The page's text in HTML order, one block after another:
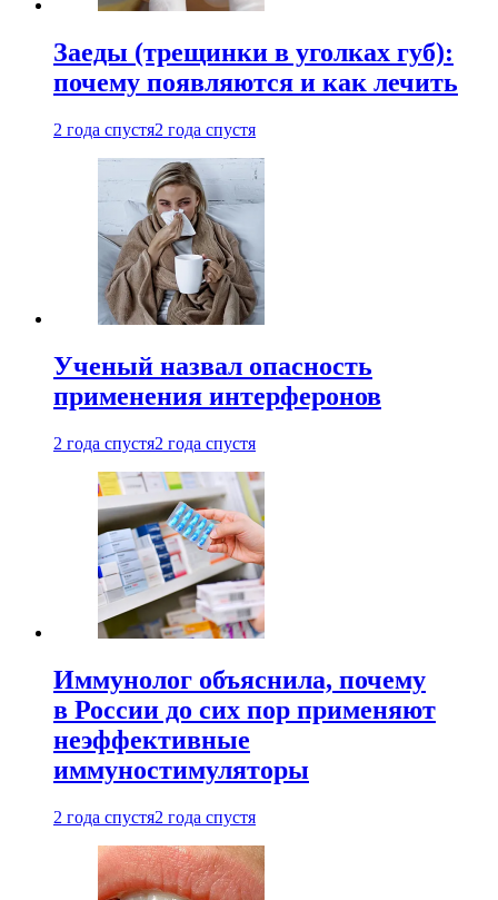
Заеды (трещинки в уголках губ):
почему появляются и как лечить
2 года спустя2 года спустя
Ученый назвал опасность
применения интерферонов
2 года спустя2 года спустя
Иммунолог объяснила, почему
в России до сих пор применяют
неэффективные
иммуностимуляторы
2 года спустя2 года спустя